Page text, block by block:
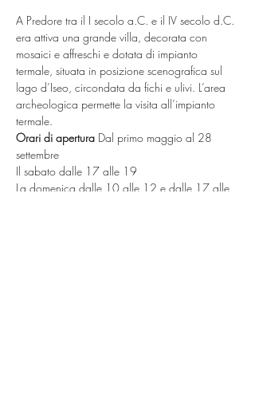
A Predore tra il I secolo a.C. e il IV secolo d.C.
era attiva una grande villa, decorata con
mosaici e affreschi e dotata di impianto
termale, situata in posizione scenografica sul
lago d’Iseo, circondata da fichi e ulivi. L’area
archeologica permette la visita all’impianto
termale.
Orari di apertura Dal primo maggio al 28
settembre
Il sabato dalle 17 alle 19
La domenica dalle 10 alle 12 e dalle 17 alle